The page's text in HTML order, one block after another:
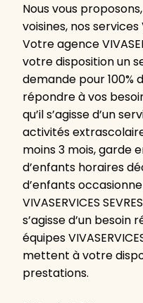
Nous vous
voisines, nos services
Votre agence
votre disposition un
demande pour 100%
répondre à vos
qu’il s’agisse d’un
activités
moins 3 mois, garde
d’enfants horaires
d’enfants
VIVASERVICES
s’agisse d’un besoin
équipes
mettent à votre
prestations.